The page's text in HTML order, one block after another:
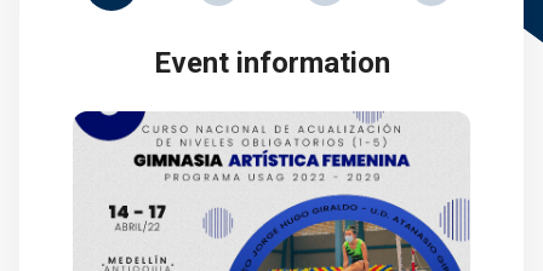
Event information